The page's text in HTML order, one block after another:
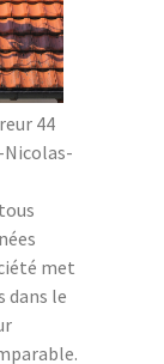
44
met
dans le